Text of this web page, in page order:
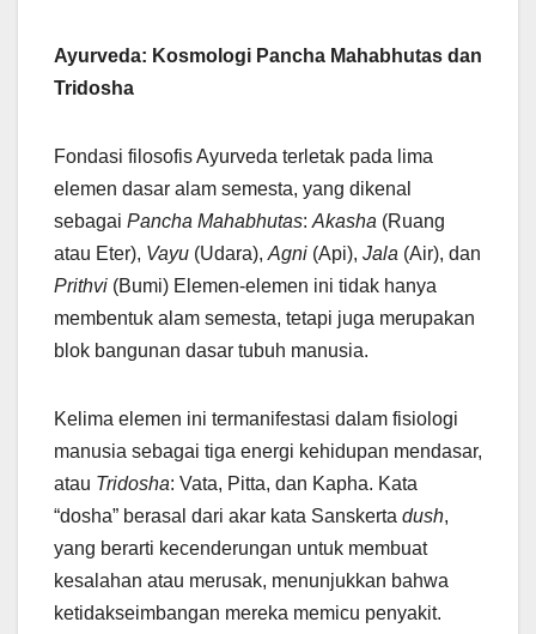
Ayurveda: Kosmologi Pancha Mahabhutas dan
Tridosha
Fondasi filosofis Ayurveda terletak pada lima
elemen dasar alam semesta, yang dikenal
sebagai Pancha Mahabhutas:Akasha (Ruang
atau Eter), Vayu (Udara),Agni (Api), Jala (Air), dan
Prithvi (Bumi) Elemen-elemen ini tidak hanya
membentuk alam semesta, tetapi juga merupakan
blok bangunan dasar tubuh manusia.
Kelima elemen ini termanifestasi dalam fisiologi
manusia sebagai tiga energi kehidupan mendasar,
atau Tridosha: Vata, Pitta, dan Kapha. Kata
“dosha” berasal dari akar kata Sanskerta dush,
yang berarti kecenderungan untuk membuat
kesalahan atau merusak, menunjukkan bahwa
ketidakseimbangan mereka memicu penyakit.